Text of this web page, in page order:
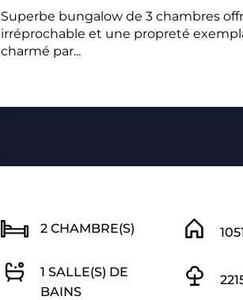
Superbe bungalow de 3 chambres
irréprochable et une propreté
charmé par...
2 CHAMBRE(S)
1 SALLE(S) DE
BAINS